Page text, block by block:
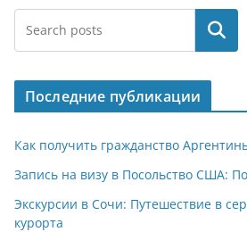
at
s
A
p
p
e
gr
a
m
o
kl
a
ss
ni
ki
п
р
в
и
т
ь
Поиск
Последние публикации
Как получить гражданство
Запись на визу в Посольство США:
Экскурсии в Сочи: Путешествие в
курорта